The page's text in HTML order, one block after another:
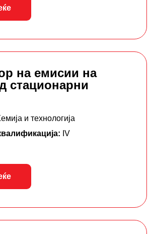
на емисии на
стационарни
и технологија
IV